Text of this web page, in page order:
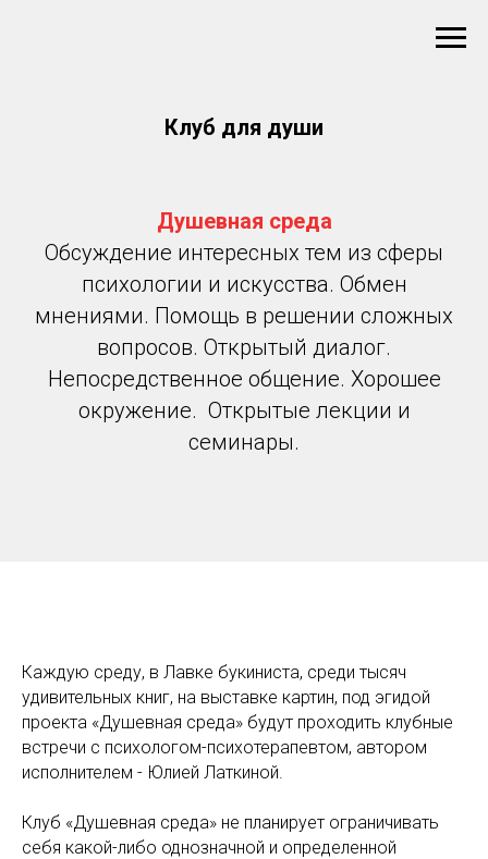
Клуб для души
Душевная среда
Обсуждение интересных тем из сферы
психологии и искусства. Обмен
мнениями. Помощь в решении сложных
вопросов. Открытый диалог.
Непосредственное общение. Хорошее
окружение. Открытые лекции и
семинары.
Каждую среду, в Лавке букиниста, среди тысяч
удивительных книг, на выставке картин, под эгидой
проекта «Душевная среда» будут проходить клубные
встречи с психологом-психотерапевтом, автором
исполнителем - Юлией Латкиной.
Клуб «Душевная среда» не планирует ограничивать
себя какой-либо однозначной и определенной